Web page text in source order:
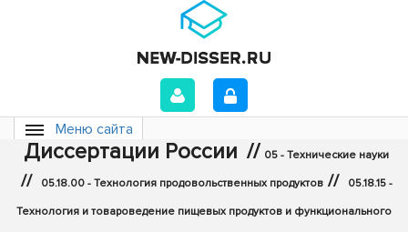
Меню сайта
Диссертации России // 05 - Технические науки
// 05.18.00 - Технология продовольственных продуктов // 05.18.15 -
Технология и товароведение пищевых продуктов и функционального